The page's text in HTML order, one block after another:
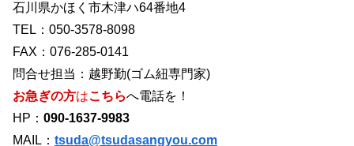
石川県かほく市木津ハ64番地4
TEL：050-3578-8098
FAX：076-285-0141
問合せ担当：越野勤(ゴム紐専門家)
お急ぎの方はこちらへ電話を！
HP： 090-1637-9983
MAIL： tsuda@tsudasangyou.com